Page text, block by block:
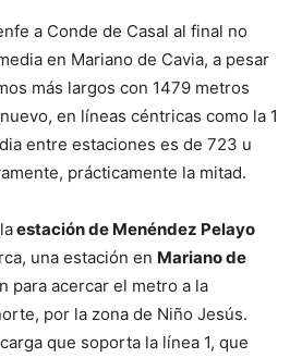
a Conde de Casal al final no
en Mariano de Cavia, a pesar
más largos con 1479 metros
en líneas céntricas como la 1
entre estaciones es de 723 u
prácticamente la mitad.
estación de Menéndez Pelayo
una estación en Mariano de
para acercar el metro a la
por la zona de Niño Jesús.
que soporta la línea 1, que